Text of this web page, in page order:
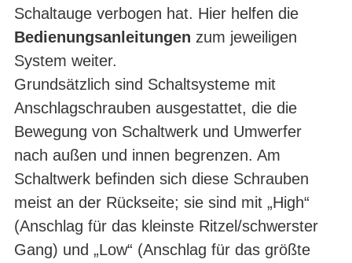
Schaltauge verbogen hat. Hier helfen die
Bedienungsanleitungen zum jeweiligen
System weiter.
Grundsätzlich sind Schaltsysteme mit
Anschlagschrauben ausgestattet, die die
Bewegung von Schaltwerk und Umwerfer
nach außen und innen begrenzen. Am
Schaltwerk befinden sich diese Schrauben
meist an der Rückseite; sie sind mit „High“
(Anschlag für das kleinste Ritzel/schwerster
Gang) und „Low“ (Anschlag für das größte